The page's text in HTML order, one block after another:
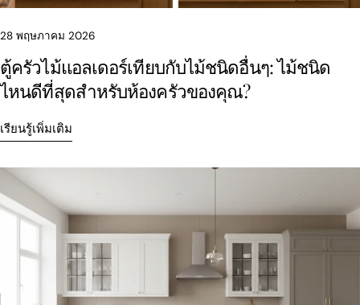
28 พฤษภาคม 2026
ตู้ครัวไม้แอลเดอร์เทียบกับไม้ชนิดอื่นๆ: ไม้ชนิด
ไหนดีที่สุดสำหรับห้องครัวของคุณ?
เรียนรู้เพิ่มเติม